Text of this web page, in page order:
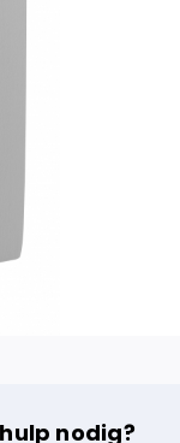
nodig?